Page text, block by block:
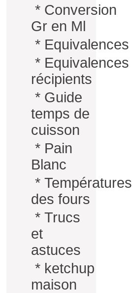
* Conversion
Gr en Ml
* Equivalences
* Equivalences
récipients
* Guide
temps de
cuisson
* Pain
Blanc
* Températures
des fours
* Trucs
et
astuces
* ketchup
maison